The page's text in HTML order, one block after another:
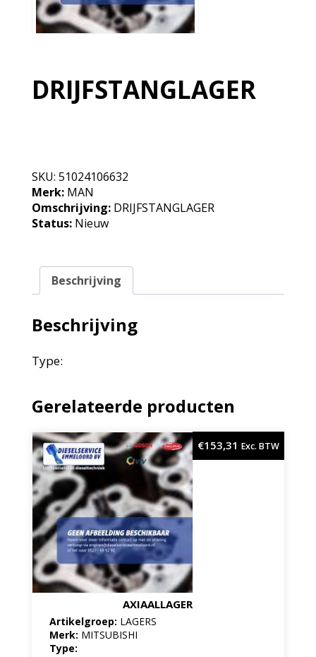
DRIJFSTANGLAGER
SKU: 51024106632
Merk:MAN
Omschrijving:DRIJFSTANGLAGER
Status:Nieuw
Beschrijving
Beschrijving
Type:
Gerelateerde producten
AXIAALLAGER
Artikelgroep: LAGERS
Merk: MITSUBISHI
Type:
€153,31 Exc. BTW